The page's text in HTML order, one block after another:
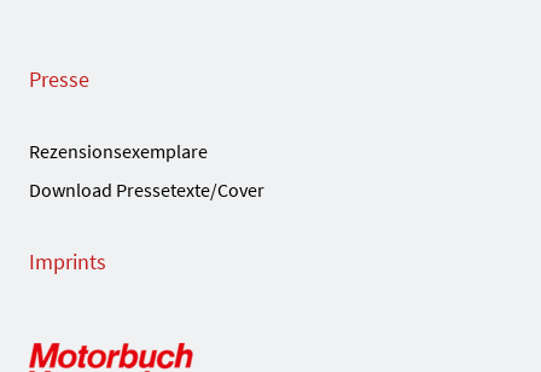
Presse
Rezensionsexemplare
Download Pressetexte/Cover
Imprints